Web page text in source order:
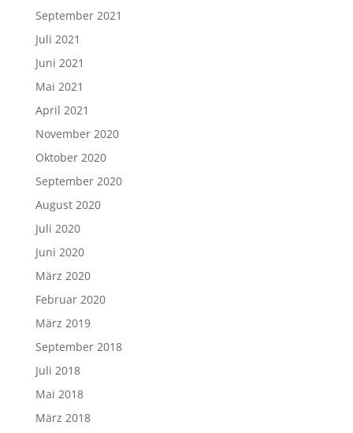
September 2021
Juli 2021
Juni 2021
Mai 2021
April 2021
November 2020
Oktober 2020
September 2020
August 2020
Juli 2020
Juni 2020
März 2020
Februar 2020
März 2019
September 2018
Juli 2018
Mai 2018
März 2018